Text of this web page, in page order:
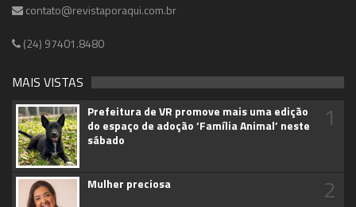
contato@revistaporaqui.com.br
(24) 97401.8480
MAIS VISTAS
Prefeitura de VR promove mais uma edição
do espaço de adoção ‘Família Animal’ neste
sábado
1
Mulher preciosa 2